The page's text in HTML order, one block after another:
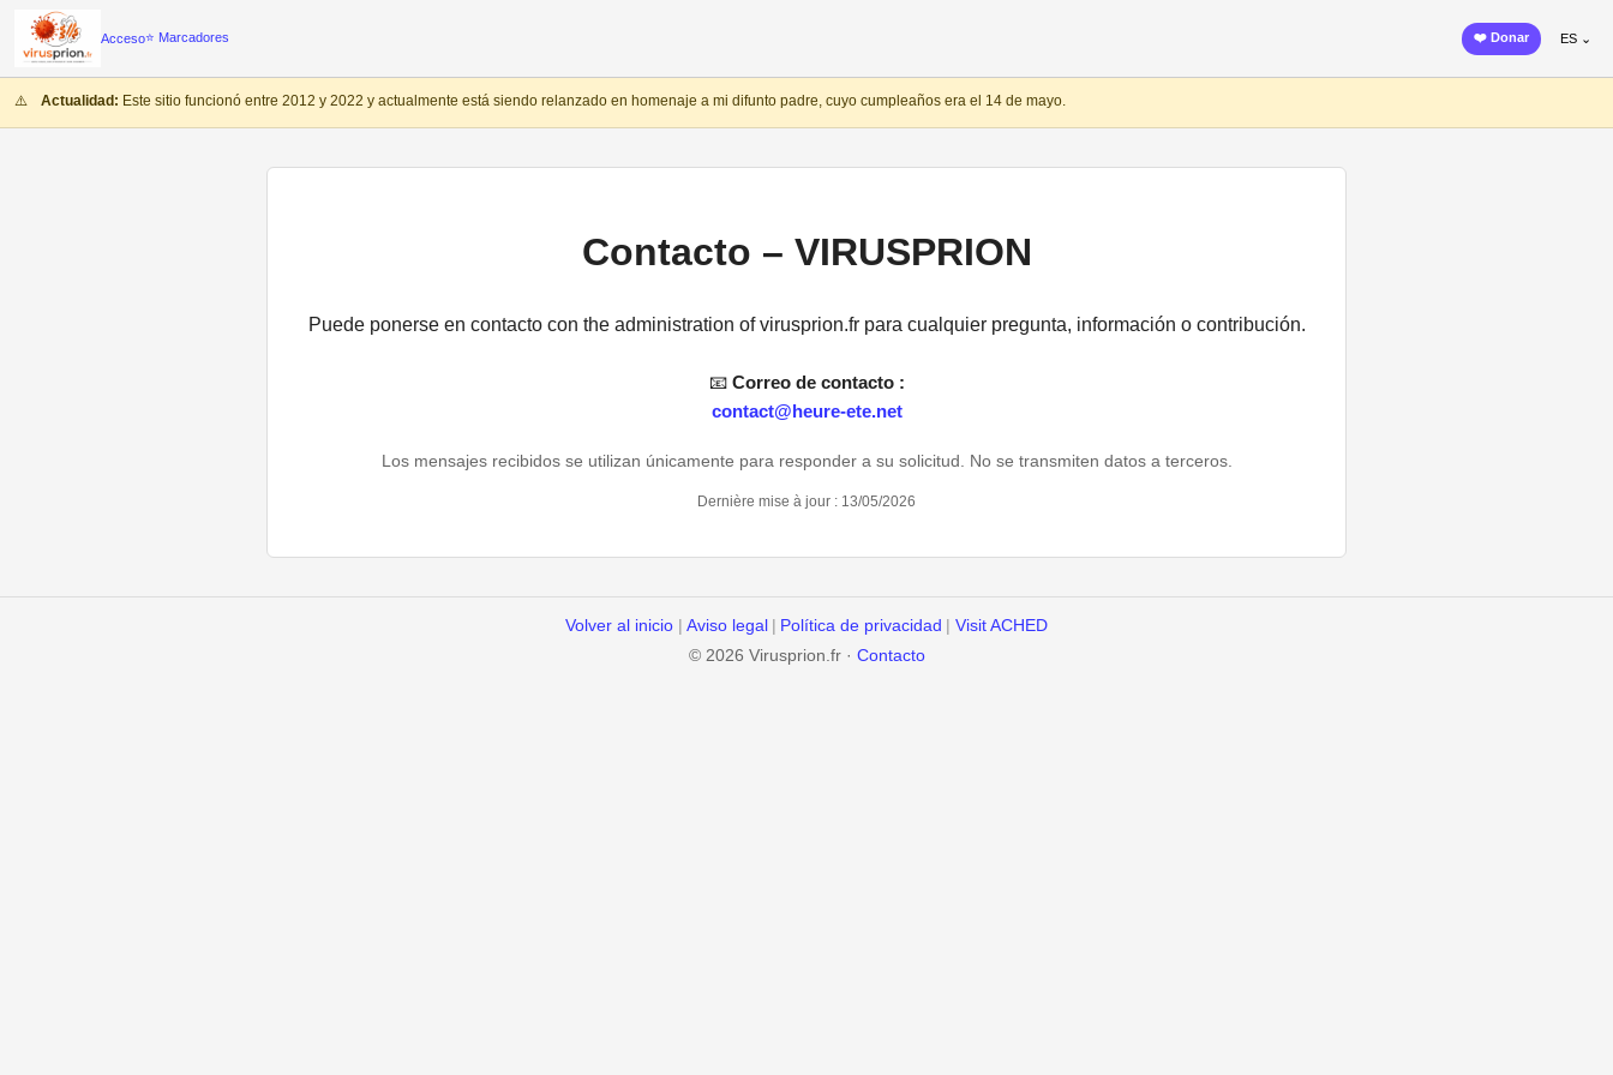
Acceso⭐ Marcadores ❤️ Donar ES ⌄
⚠️ Actualidad: Este sitio funcionó entre 2012 y 2022 y actualmente está siendo relanzado en homenaje a mi difunto padre, cuyo cumpleaños era el 14 de mayo.
Contacto – VIRUSPRION
Puede ponerse en contacto con the administration of virusprion.fr para cualquier pregunta, información o contribución.
📧 Correo de contacto :
contact@heure-ete.net
Los mensajes recibidos se utilizan únicamente para responder a su solicitud. No se transmiten datos a terceros.
Dernière mise à jour : 13/05/2026
Volver al inicio Aviso legal Política de privacidad
Visit ACHED
© 2026 Virusprion.fr · Contacto